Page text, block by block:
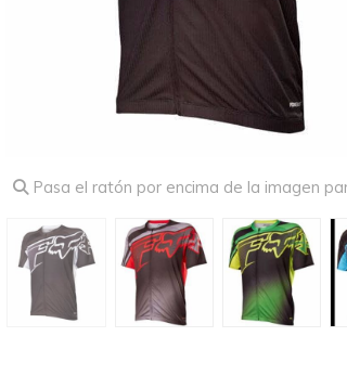
Pasa el ratón por encima de la imagen